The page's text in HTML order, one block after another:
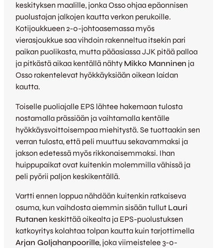
keskityksen maalille, jonka Osso ohjaa epäonnisen
puolustajan jalkojen kautta verkon perukoille.
Kotijoukkueen 2-0-johtoasemassa myös
vierasjoukkue saa vihdoin rakenneltua itsekin pari
paikan puolikasta, mutta pääasiassa JJK pitää palloa
ja pitkästä aikaa kentällä nähty Mikko Manninen ja
Osso rakentelevat hyökkäyksiään oikean laidan
kautta.
Toiselle puoliajalle EPS lähtee hakemaan tulosta
nostamalla prässiään ja vaihtamalla kentälle
hyökkäysvoittoisempaa miehitystä. Se tuottaakin sen
verran tulosta, että peli muuttuu sekavammaksi ja
jakson edetessä myös rikkonaisemmaksi. Ihan
huippupaikat ovat kuitenkin molemmilla vähissä ja
peli pyörii paljon keskikentällä.
Vartti ennen loppua nähdään kuitenkin ratkaiseva
osuma, kun vaihdosta aiemmin sisään tullut Lauri
Rutanen keskittää oikealta ja EPS-puolustuksen
katkoyritys kolahtaa tolpan kautta kuin tarjottimella
Arjan Goljahanpoorille, joka viimeistelee 3-0-